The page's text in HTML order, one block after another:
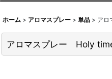
ホーム > アロマスプレー > 単品 > アロ
アロマスプレー Holy